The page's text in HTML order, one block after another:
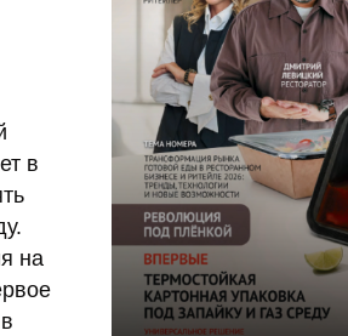
в
на